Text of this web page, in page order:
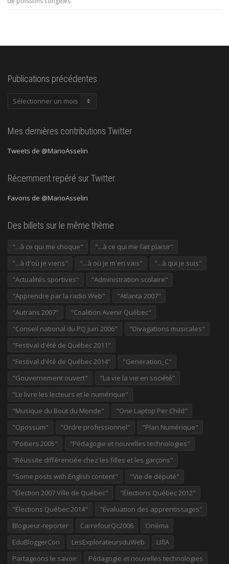
Publications précédentes
Publications
Mes dernières contributions Twitter
Tweets de @MarioAsselin
Récemment repéré sur Twitter
Favoris de @MarioAsselin
Des billets sur le même thème
"...à ce qui me choque"
"...à ce qui me fait plaisir"
"...à d'où je viens"
"...à où je m'en vais"
"...à qui je suis"
"Actualités sportives"
"Administration scolaire"
"Apprendre par la radio Web"
"Atlanta 2007"
"Autrans 2007"
"Coalition Avenir Québec"
"Conseil national du PQ juin 2006"
"Divagations musicales"
"Festival d'été de Québec 2011"
"Festival d'été de Québec 2014"
"Generation_C"
"Gouvernement ouvert"
"La vie la vie en société"
"Le livre les lecteurs et le numérique"
"Musique du Bout du Monde"
"One Laptop Per Child"
"Opossum"
"Ordre professionnel"
"Plan Numérique"
"Poitiers 2005"
"Pédagogie et nouvelles technologies"
"Réussite différenciée chez les filles et les garçons"
"Some posts with English content"
"Vie de député"
"Élection 2007 Ville de Québec"
"Élections Québec 2012"
"Élections Québec 2014"
"Évaluation des apprentissages"
Blogueur-reporter
CarrefourQc2006
Cinéma
EduBloggerCon
LesExplorateursduWeb
LIfIA
Partageons le savoir
Pédagogie et nouvelles technologies